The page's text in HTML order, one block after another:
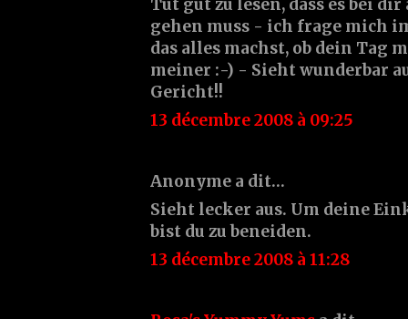
Tut gut zu lesen, dass es bei
gehen muss - ich frage mich
das alles machst, ob dein Tag
meiner :-) - Sieht wunderbar
Gericht!!
13 décembre 2008 à 09:25
Anonyme a dit…
Sieht lecker aus. Um deine
bist du zu beneiden.
13 décembre 2008 à 11:28